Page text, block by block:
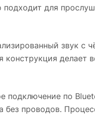
для
звук с
делает
подключение по
без проводов.